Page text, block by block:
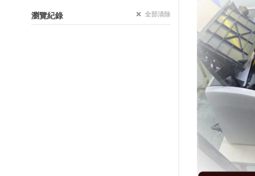
瀏覽紀錄 全部清除